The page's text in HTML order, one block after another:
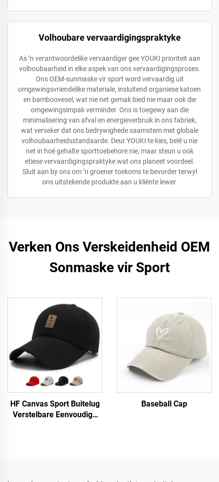
Volhoubare vervaardigingspraktyke
As ’n verantwoordelike vervaardiger gee YOUKI prioriteit aan
volhoubaarheid in elke aspek van ons vervaardigingsproses.
Ons OEM-sunmaske vir sport word vervaardig uit
omgewingsvriendelike materiale, insluitend organiese katoen
en bamboovesel, wat nie net gemak bied nie maar ook die
omgewingsimpak verminder. Ons is toegewy aan die
minimalisering van afval en energieverbruik in ons fabriek,
wat verseker dat ons bedrywighede saamstem met globale
volhoubaarheidsstandaarde. Deur YOUKI te kies, belê u nie
net in hoë gehalte sporttoebehore nie, maar steun u ook
etiese vervaardigingspraktyke wat ons planeet voordeel.
Sluit aan by ons om ’n groener toekoms te bevorder terwyl
ons uitstekende produkte aan u kliënte lewer.
Verken Ons Verskeidenheid OEM
Sonmaske vir Sport
HF Canvas Sport Buitelug
Verstelbare Eenvoudige
Baseball Cap